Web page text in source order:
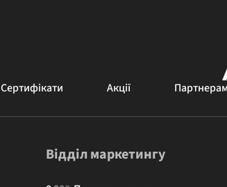
Сертифікати Акції Партнерам
Відділ маркетингу